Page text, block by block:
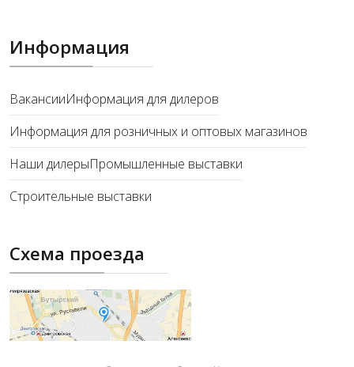
Информация
ВакансииИнформация для дилеров
Информация для розничных и оптовых магазинов
Наши дилерыПромышленные выставки
Строительные выставки
Схема проезда